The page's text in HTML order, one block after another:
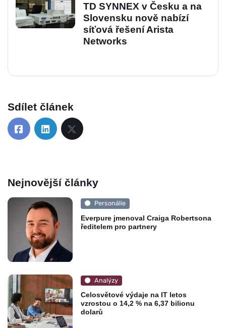
TD SYNNEX v Česku a na
Slovensku nově nabízí
síťová řešení Arista
Networks
Sdílet článek
Nejnovější články
Personálie
Everpure jmenoval Craiga Robertsona
ředitelem pro partnery
Analýzy
Celosvětové výdaje na IT letos
vzrostou o 14,2 % na 6,37 bilionu
dolarů